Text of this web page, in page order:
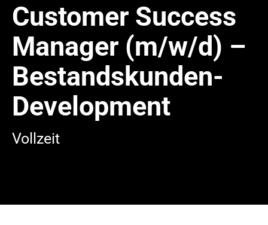
Customer Success
Manager (m/w/d) –
Bestandskunden-
Development
Vollzeit